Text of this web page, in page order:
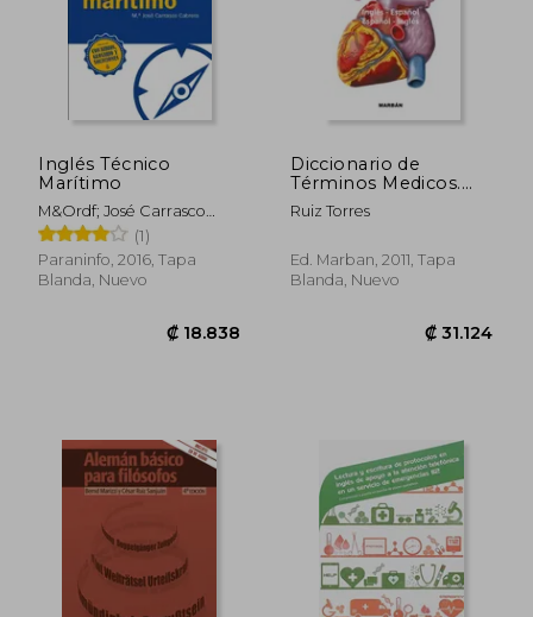
Inglés Técnico
Marítimo
M&Ordf; José Carrasco
Cabrera
(1)
Paraninfo, 2016, Tapa
Blanda, Nuevo
Diccionario de
Términos Medicos.
Ingles-Español.
Español-Ingles
Ruiz Torres
Ed. Marban, 2011, Tapa
Blanda, Nuevo